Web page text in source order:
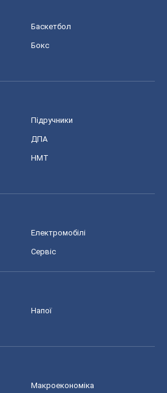
Баскетбол
Бокс
Підручники
ДПА
НМТ
Електромобілі
Сервіс
Напої
Макроекономіка